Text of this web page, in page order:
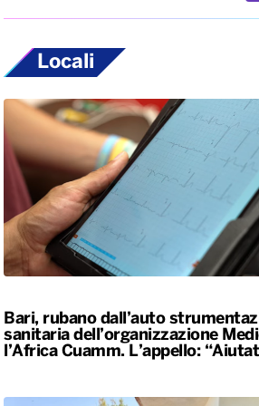
Locali
Bari, rubano dall’auto
sanitaria dell’organizzazione
l’Africa Cuamm. L’appello: